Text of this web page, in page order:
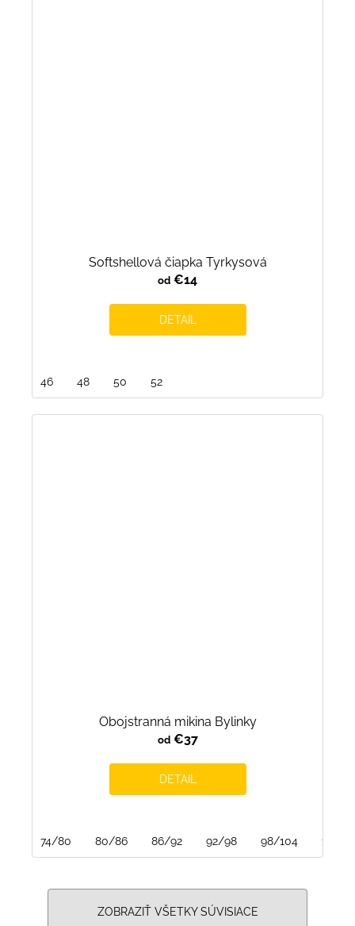
Softshellová čiapka Tyrkysová
od €14
DETAIL
46 48 50 52
Obojstranná mikina Bylinky
od€37
DETAIL
74/80 80/86 86/92 92/98 98/104 104/
ZOBRAZIŤ VŠETKY SÚVISIACE